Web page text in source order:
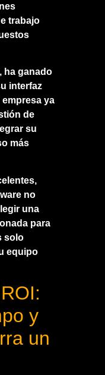
trabajo
ha ganado
interfaz
ya
de
su
más
no
una
para
solo
equipo
y
un